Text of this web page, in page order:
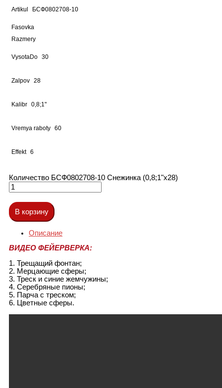
Artikul БСФ0802708-10
Fasovka
Razmery
VysotaDo 30
Zalpov 28
Kalibr 0,8;1"
Vremya raboty 60
Effekt 6
Количество БСФ0802708-10 Снежинка (0,8;1"х28)
В корзину
Описание
ВИДЕО ФЕЙЕРВЕРКА:
1. Трещащий фонтан;
2. Мерцающие сферы;
3. Треск и синие жемчужины;
4. Серебряные пионы;
5. Парча с треском;
6. Цветные сферы.